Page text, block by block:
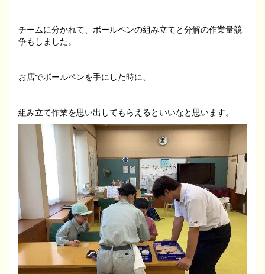
チームに分かれて、ボールペンの組み立てと分解の作業量競
争もしました。
お店でボールペンを手にした時に、
組み立て作業を思い出してもらえるといいなと思います。